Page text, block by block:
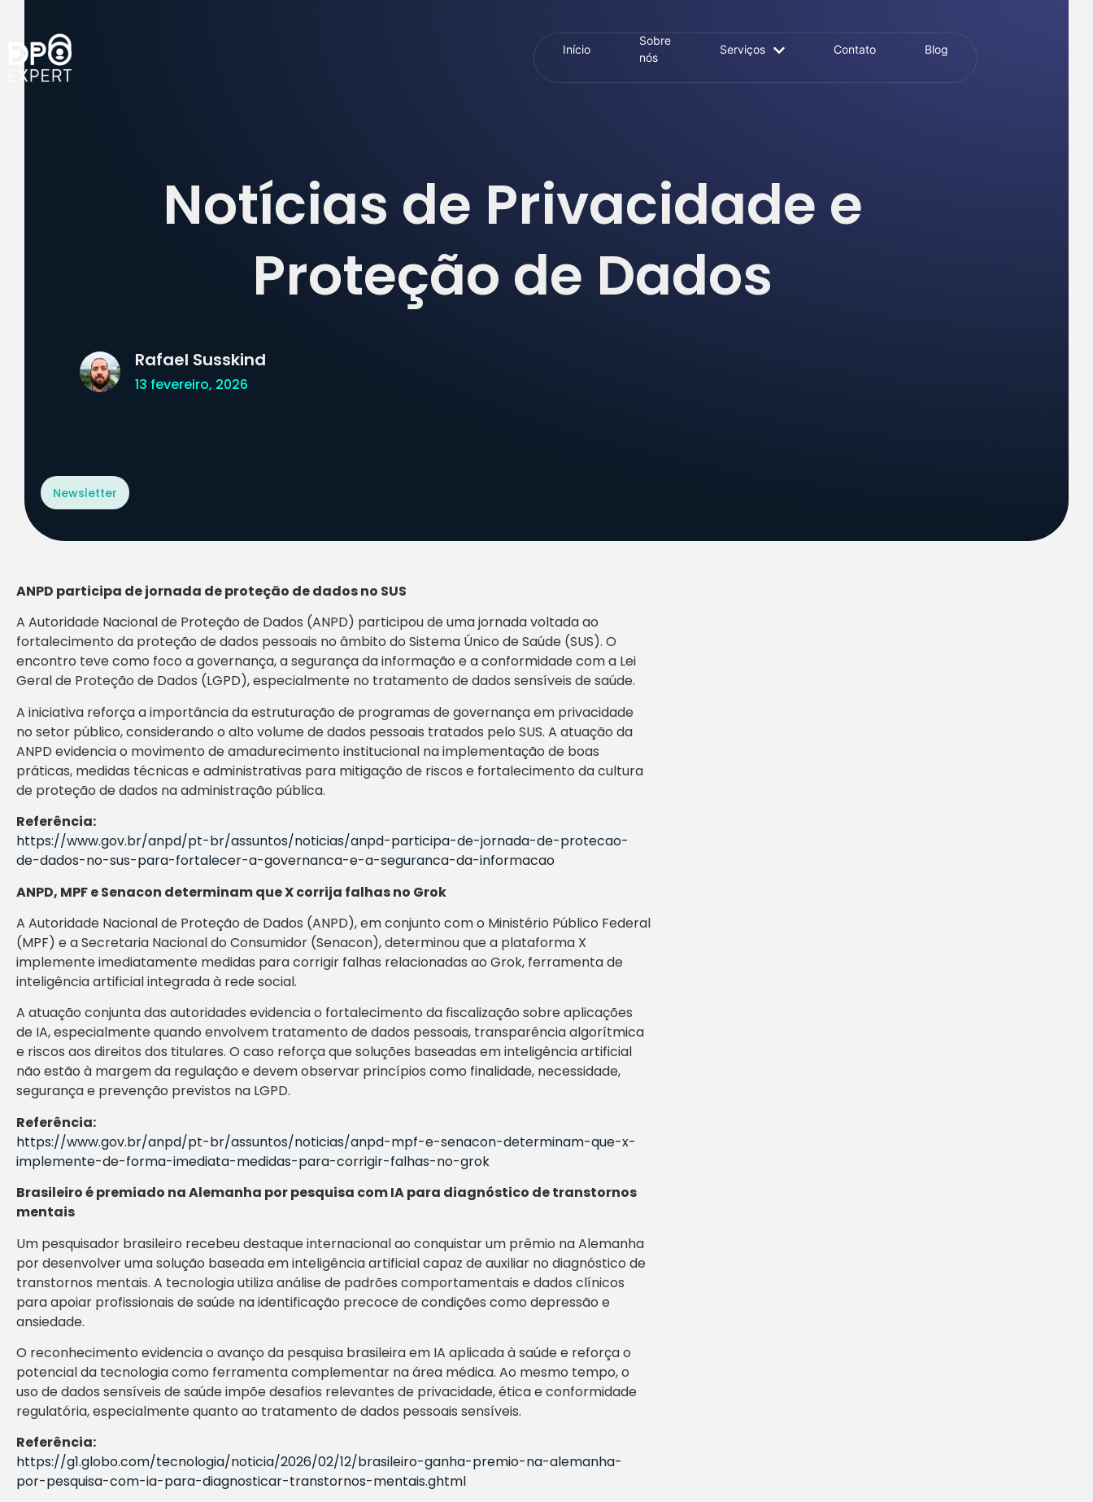
Início
Sobre
nós
Serviços Contato Blog
Notícias de Privacidade e
Proteção de Dados
Rafael Susskind
13 fevereiro, 2026
Newsletter
ANPD participa de jornada de proteção de dados no SUS
A Autoridade Nacional de Proteção de Dados (ANPD) participou de uma jornada voltada ao
fortalecimento da proteção de dados pessoais no âmbito do Sistema Único de Saúde (SUS). O
encontro teve como foco a governança, a segurança da informação e a conformidade com a Lei
Geral de Proteção de Dados (LGPD), especialmente no tratamento de dados sensíveis de saúde.
A iniciativa reforça a importância da estruturação de programas de governança em privacidade
no setor público, considerando o alto volume de dados pessoais tratados pelo SUS. A atuação da
ANPD evidencia o movimento de amadurecimento institucional na implementação de boas
práticas, medidas técnicas e administrativas para mitigação de riscos e fortalecimento da cultura
de proteção de dados na administração pública.
Referência:
https://www.gov.br/anpd/pt-br/assuntos/noticias/anpd-participa-de-jornada-de-protecao-
de-dados-no-sus-para-fortalecer-a-governanca-e-a-seguranca-da-informacao
ANPD, MPF e Senacon determinam que X corrija falhas no Grok
A Autoridade Nacional de Proteção de Dados (ANPD), em conjunto com o Ministério Público Federal
(MPF) e a Secretaria Nacional do Consumidor (Senacon), determinou que a plataforma X
implemente imediatamente medidas para corrigir falhas relacionadas ao Grok, ferramenta de
inteligência artificial integrada à rede social.
A atuação conjunta das autoridades evidencia o fortalecimento da fiscalização sobre aplicações
de IA, especialmente quando envolvem tratamento de dados pessoais, transparência algorítmica
e riscos aos direitos dos titulares. O caso reforça que soluções baseadas em inteligência artificial
não estão à margem da regulação e devem observar princípios como finalidade, necessidade,
segurança e prevenção previstos na LGPD.
Referência:
https://www.gov.br/anpd/pt-br/assuntos/noticias/anpd-mpf-e-senacon-determinam-que-x-
implemente-de-forma-imediata-medidas-para-corrigir-falhas-no-grok
Brasileiro é premiado na Alemanha por pesquisa com IA para diagnóstico de transtornos
mentais
Um pesquisador brasileiro recebeu destaque internacional ao conquistar um prêmio na Alemanha
por desenvolver uma solução baseada em inteligência artificial capaz de auxiliar no diagnóstico de
transtornos mentais. A tecnologia utiliza análise de padrões comportamentais e dados clínicos
para apoiar profissionais de saúde na identificação precoce de condições como depressão e
ansiedade.
O reconhecimento evidencia o avanço da pesquisa brasileira em IA aplicada à saúde e reforça o
potencial da tecnologia como ferramenta complementar na área médica. Ao mesmo tempo, o
uso de dados sensíveis de saúde impõe desafios relevantes de privacidade, ética e conformidade
regulatória, especialmente quanto ao tratamento de dados pessoais sensíveis.
Referência:
https://g1.globo.com/tecnologia/noticia/2026/02/12/brasileiro-ganha-premio-na-alemanha-
por-pesquisa-com-ia-para-diagnosticar-transtornos-mentais.ghtml